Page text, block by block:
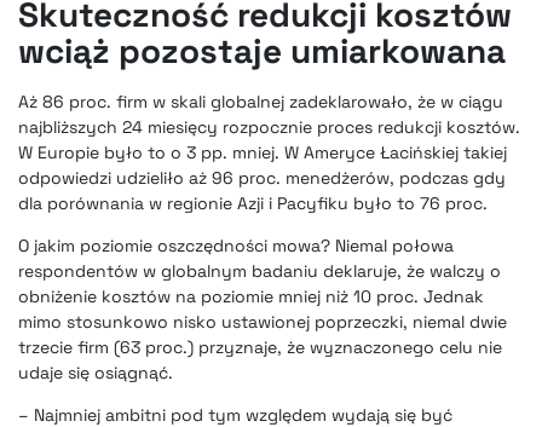
Skuteczność redukcji kosztów
wciąż pozostaje umiarkowana
Aż 86 proc. firm w skali globalnej zadeklarowało, że w ciągu
najbliższych 24 miesięcy rozpocznie proces redukcji kosztów.
W Europie było to o 3 pp. mniej. W Ameryce Łacińskiej takiej
odpowiedzi udzieliło aż 96 proc. menedżerów, podczas gdy
dla porównania w regionie Azji i Pacyfiku było to 76 proc.
O jakim poziomie oszczędności mowa? Niemal połowa
respondentów w globalnym badaniu deklaruje, że walczy o
obniżenie kosztów na poziomie mniej niż 10 proc. Jednak
mimo stosunkowo nisko ustawionej poprzeczki, niemal dwie
trzecie firm (63 proc.) przyznaje, że wyznaczonego celu nie
udaje się osiągnąć.
– Najmniej ambitni pod tym względem wydają się być